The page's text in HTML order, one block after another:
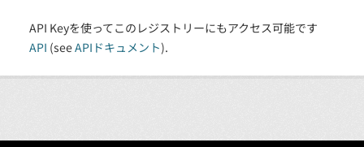
API Keyを使ってこのレジストリーにもアクセス可能です
API (seeAPIドキュメント).